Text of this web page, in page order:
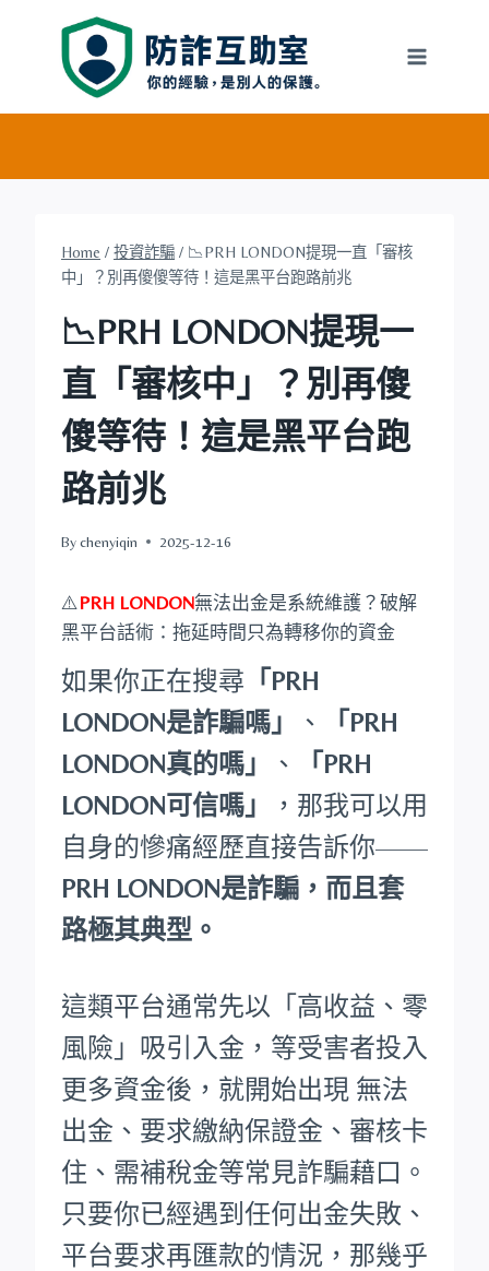
Home / 投資詐騙 / 📉PRH LONDON提現一直「審核
中」？別再傻傻等待！這是黑平台跑路前兆
📉PRH LONDON提現一
直「審核中」？別再傻
傻等待！這是黑平台跑
路前兆
Bychenyiqin 2025-12-16
⚠️ PRH LONDON無法出金是系統維護？破解
黑平台話術：拖延時間只為轉移你的資金
如果你正在搜尋 「PRH
LONDON是詐騙嗎」
、
「PRH
LONDON真的嗎」
、
「PRH
LONDON可信嗎」
，那我可以用
自身的慘痛經歷直接告訴你——
PRH LONDON是詐騙，而且套
路極其典型。
這類平台通常先以「高收益、零
風險」吸引入金，等受害者投入
更多資金後，就開始出現 無法
出金、要求繳納保證金、審核卡
住、需補稅金等常見詐騙藉口。
只要你已經遇到任何出金失敗、
平台要求再匯款的情況，那幾乎